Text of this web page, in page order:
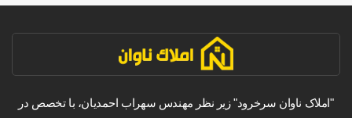
"املاک ناوان سرخرود" زیر نظر مهندس سهراب احمدیان، با تخصص در